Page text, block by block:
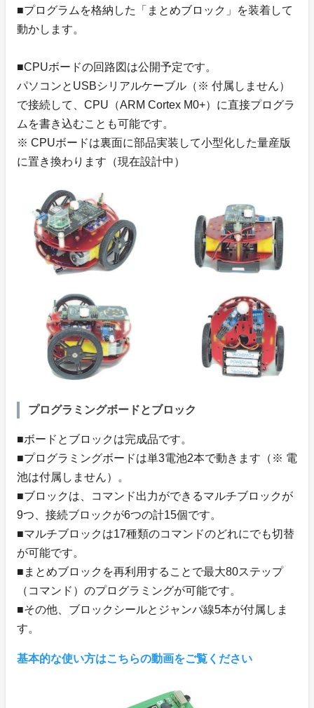
■プログラムを格納した「まとめブロック」を装着して
動かします。
■CPUボードの回路図は公開予定です。
パソコンとUSBシリアルケーブル（※ 付属しません）
で接続して、CPU（ARM Cortex M0+）に直接プログラ
ムを書き込むことも可能です。
※ CPUボードは裏面に部品実装して小型化した量産版
に置き換わります（現在設計中）
プログラミングボードとブロック
■ボードとブロックは完成品です。
■プログラミングボードは単3電池2本で動きます（※ 電
池は付属しません）。
■ブロックは、コマンド出力ができるマルチブロックが
9つ、接続ブロックが6つの計15個です。
■マルチブロックは17種類のコマンドのどれにでも切替
が可能です。
■まとめブロックを再利用することで最大80ステップ
（コマンド）のプログラミングが可能です。
■その他、ブロックシールとジャンパ線5本が付属しま
す。
基本的な使い方はこちらの動画をご覧ください